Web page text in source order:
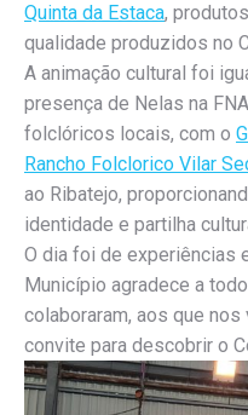
Quinta da Estaca,
qualidade produzidos no
A animação cultural foi
presença de Nelas na
folclóricos locais, com o
Rancho Folclorico Vilar
ao Ribatejo,
identidade e partilha
O dia foi de experiências
Município agradece a
colaboraram, aos que
convite para descobrir o